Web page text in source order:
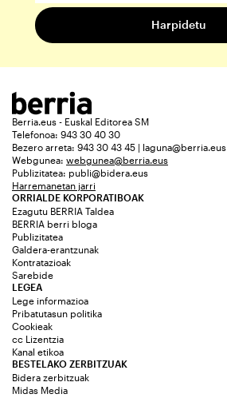
Berria.eus - Euskal Editorea SM
Telefonoa: 943 30 40 30
Bezero arreta: 943 30 43 45 | laguna@berria.eus
Webgunea: webgunea@berria.eus
Publizitatea: publi@bidera.eus
Harremanetan jarri
ORRIALDE KORPORATIBOAK
Ezagutu BERRIA Taldea
BERRIA berri bloga
Publizitatea
Galdera-erantzunak
Kontratazioak
Sarebide
LEGEA
Lege informazioa
Pribatutasun politika
Cookieak
cc Lizentzia
Kanal etikoa
BESTELAKO ZERBITZUAK
Bidera zerbitzuak
Midas Media